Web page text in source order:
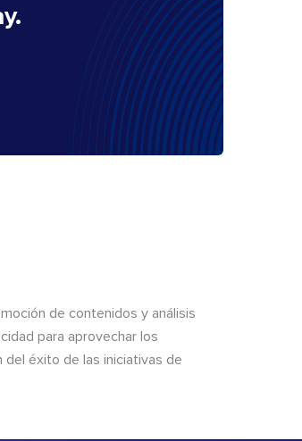
de contenidos y análisis
para aprovechar los
del éxito de las iniciativas de